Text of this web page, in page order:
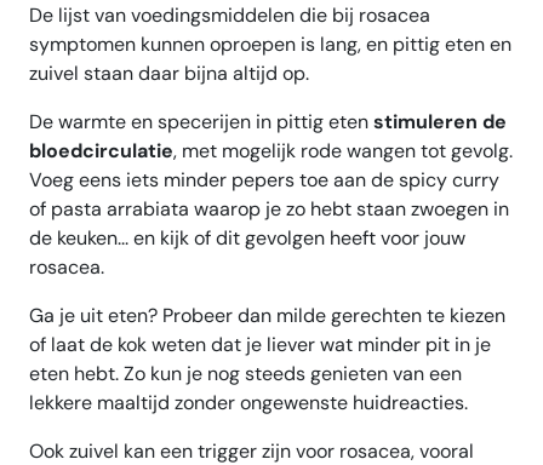
De lijst van voedingsmiddelen die bij rosacea
symptomen kunnen oproepen is lang, en pittig eten en
zuivel staan daar bijna altijd op.
De warmte en specerijen in pittig etenstimuleren de
bloedcirculatie, met mogelijk rode wangen tot gevolg.
Voeg eens iets minder pepers toe aan de spicy curry
of pasta arrabiata waarop je zo hebt staan zwoegen in
de keuken... en kijk of dit gevolgen heeft voor jouw
rosacea.
Ga je uit eten? Probeer dan milde gerechten te kiezen
of laat de kok weten dat je liever wat minder pit in je
eten hebt. Zo kun je nog steeds genieten van een
lekkere maaltijd zonder ongewenste huidreacties.
Ook zuivel kan een trigger zijn voor rosacea, vooral